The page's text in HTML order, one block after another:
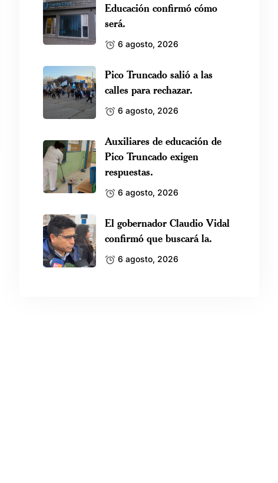
Educación confirmó cómo
será.
6 agosto, 2026
Pico Truncado salió a las
calles para rechazar.
6 agosto, 2026
Auxiliares de educación de
Pico Truncado exigen
respuestas.
6 agosto, 2026
El gobernador Claudio Vidal
confirmó que buscará la.
6 agosto, 2026